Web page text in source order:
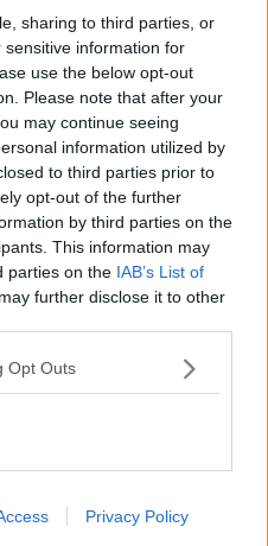
sharing to third parties, or
information for
use the below opt-out
Please note that after your
may continue seeing
information utilized by
to third parties prior to
opt-out of the further
by third parties on the
This information may
parties on the IAB’s List of
further disclose it to other
Opt Outs
Privacy Policy
piangere
narcisista